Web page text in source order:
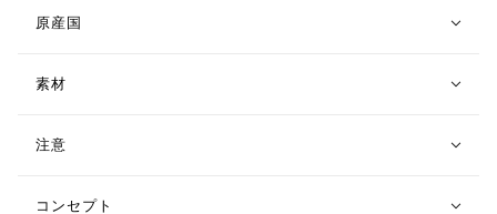
原産国
素材
注意
コンセプト